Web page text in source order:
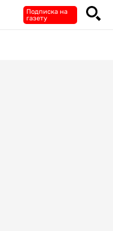
Подписка на
газету